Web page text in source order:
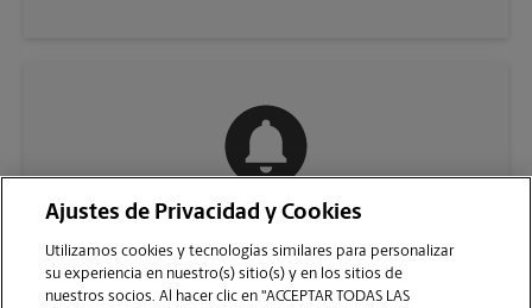
Ajustes de Privacidad y Cookies
Utilizamos cookies y tecnologías similares para personalizar
su experiencia en nuestro(s) sitio(s) y en los sitios de
nuestros socios. Al hacer clic en "ACCEPTAR TODAS LAS